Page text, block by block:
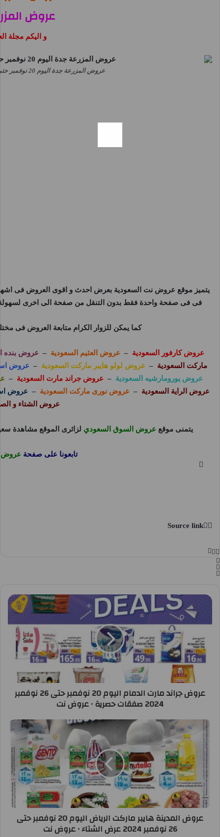
عروض
و اليكم مجلة
عروض المزرعة جدة اليوم 20 نوفمبر حتى 26 نوفمبر 2024 جمعة المزرعة
يتميز موقع عروض نت السعودية بعرض احدث و اقوى العروض فى اشهر
فى فى صفحة واحدة فقط بدون التنقل من صفحة الى اخرى لسهولة
كما يمكن للزوار الكرام متابعة العروض فى
عروض كارفور السعودية – عروض العثيم السعودية – عروض بنده
ماركت السعودية
– عروض لولو هايبر ماركت السعودية – عروض
عروض يورومارشيه السعودية – عروض جراند مارت السعودية –
عروض الراية السعودية
– عروض نورى ماركت السعودية – عروض
عروض الشتاء و
يتمنى موقع عروض السوق السعودي لزائرى الموقع مشاهدة
تابعونا على صفحة عروض
Source link
عروض جراند مارت الدمام اليوم 20 نوفمبر حتى 26 نوفمبر
2024 صفقات حصرية • عروض نت
عروض المدينة هايبر ماركت الرياض اليوم 20 نوفمبر حتى
26 نوفمبر 2024 عرض الشتاء • عروض نت